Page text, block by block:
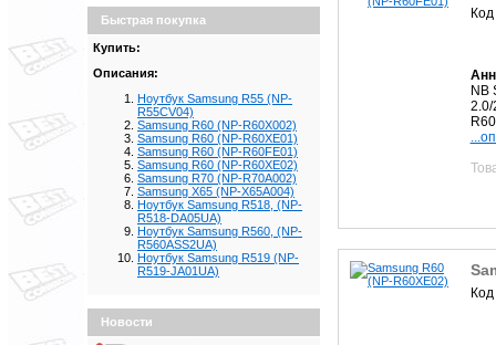
Быстрая покупка
Купить:
Описания:
Ноутбук Samsung R55 (NP-
R55CV04)
Samsung R60 (NP-R60X002)
Samsung R60 (NP-R60XE01)
Samsung R60 (NP-R60FE01)
Samsung R60 (NP-R60XE02)
Samsung R70 (NP-R70A002)
Samsung X65 (NP-X65A004)
Ноутбук Samsung R518, (NP-
R518-DA05UA)
Ноутбук Samsung R560, (NP-
R560ASS2UA)
Ноутбук Samsung R519 (NP-
R519-JA01UA)
Новости
NB
2.0/